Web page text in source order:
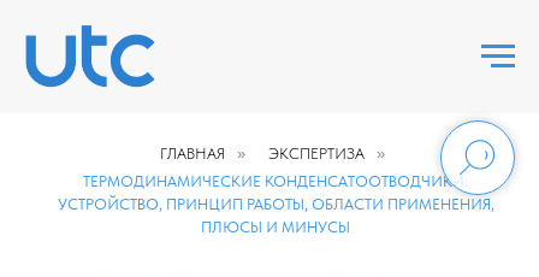
ГЛАВНАЯ » ЭКСПЕРТИЗА
»
ТЕРМОДИНАМИЧЕСКИЕ КОНДЕНСАТООТВОДЧИКИ:
УСТРОЙСТВО, ПРИНЦИП РАБОТЫ, ОБЛАСТИ ПРИМЕНЕНИЯ,
ПЛЮСЫ И МИНУСЫ